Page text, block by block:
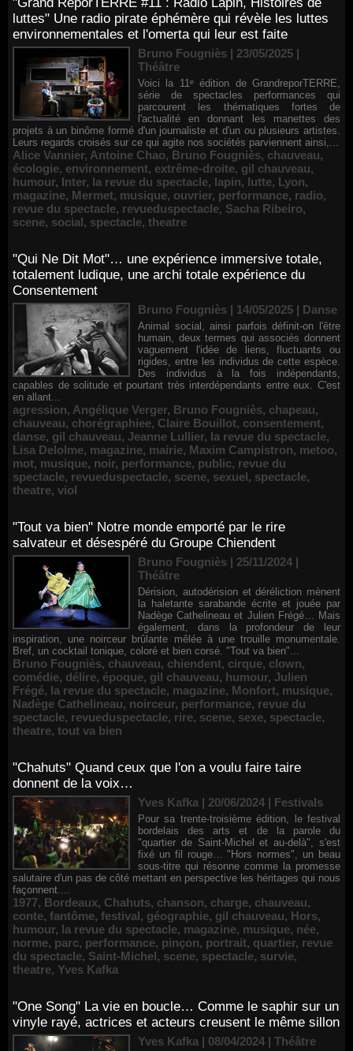
luttes" Une radio pirate éphémère qui révèle les luttes
environnementales et l'omerta qui leur est faite
Bruno Fougniès | 23/05/2025 |
Théâtre
Voici la 11ᵉ édition de GrandreporTERRE,
série de spectacles performances qui
parcourent les thématiques fortes de
l'actualité en donnant les manettes des
projets à un binôme formé d'un journaliste et d'un ou plusieurs artistes.
Leurs regards croisés sur ce qui agite nos sociétés parviennent ainsi,...
Alice Vannier, Antoine Chao, Bruno Fougniès, chauveau,
écologie, environnement, extrême-droite, gil chauveau,
humour, Inter, la revue du spectacle, lapin, lutte, Lyon,
magazine, Mermet, musique, ouvrier, performance, radio,
revue du spectacle, revueduspectacle, Sacha Ribeiro,
scene, social, spectacle, theatre
"Qui Ne Dit Mot"… une expérience immersive totale,
totalement ludique, une archi totale expérience du
Consentement
Bruno Fougniès | 14/05/2025 | Danse
Animal social, ainsi parfois définit-on l'être
humain, deux termes qui associés donnent
vaguement l'idée de liens, fluctuants ou
rigides, entre les individus de cette espèce.
Des individus à la fois indépendants,
capables de solitude et pourtant très interdépendants entre eux. C'est
en allant...
agression, Angélique Verger, Bruno Fougniès, chapeau,
chauveau, chorégraphiee, Claire Bouillot, consentement,
danse, gil chauveau, Jeanne Lullier, la revue du spectacle,
Lisa Delolme, magazine, mairie, Maxim Campistron, metoo,
mot, musique, noir, performance, public, revue du
spectacle, revueduspectacle, scene, sexuel, spectacle,
theatre, viol
"Tout va bien" Notre monde emporté par le rire
salvateur et désespéré du Groupe Chiendent
Bruno Fougniès | 25/11/2024 |
Théâtre
Dérision, autodérision et déréliction mènent
la haletante sarabande écrite et jouée par
Nadège Cathelineau et Julien Frégé… Mais
également, dans la profondeur de leur
inspiration, une noirceur brûlante mêlée à une trouille monumentale.
Bref, un cocktail tonique, coloré et bien corsé. "Tout va bien"...
Bruno Fougniès, chauveau, chiendent, cirque, clown,
comédie, délire, époque, gil chauveau, humour, Julien
Frégé, la revue du spectacle, magazine, Monfort, musique,
Nadège Cathelineau, noirceur, performance, revue du
spectacle, revueduspectacle, rire, scene, sexe, spectacle,
theatre, tout va bien
"Chahuts" Quand ceux que l'on a voulu faire taire
donnent de la voix…
Yves Kafka | 20/06/2024 | Festivals
Pour sa trente-troisième édition, le festival
bordelais des arts et de la parole du
"quartier de Saint-Michel et au-delà", s'est
fixé un fil rouge… "Hors normes", un beau
sous-titre qui résonne comme la promesse
salutaire d'un pas de côté mettant en perspective les héritages qui nous
façonnent....
1977, Bordeaux, Chahuts, chanson, charge, chauveau,
conte, fantôme, festival, géographie, gil chauveau, Hors,
humour, la revue du spectacle, magazine, musique, née,
norme, parc, performance, pinçon, portrait, quartier, revue
du spectacle, Saint-Michel, scene, spectacle, survie,
theatre, Yves Kafka
"One Song" La vie en boucle… Comme le saphir sur un
vinyle rayé, actrices et acteurs creusent le même sillon
Yves Kafka | 08/04/2024 | Théâtre